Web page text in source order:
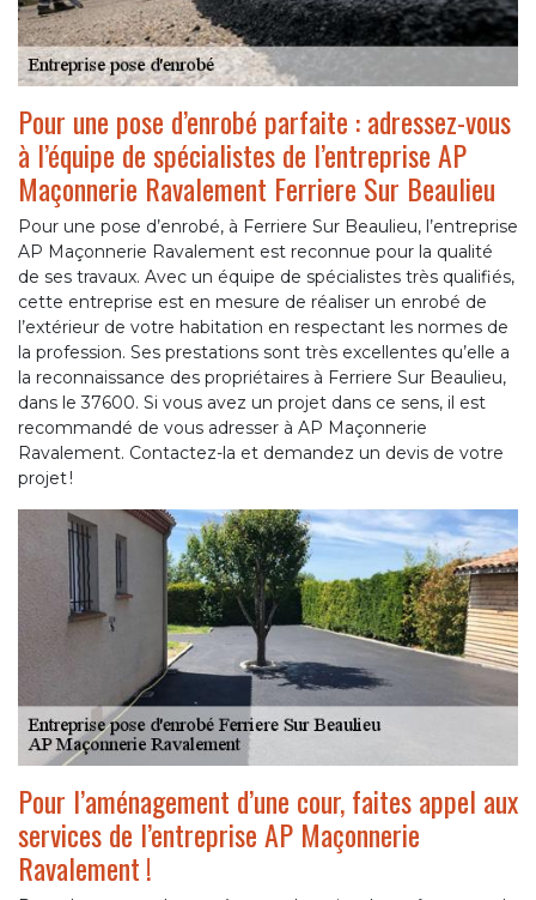
Pour une pose d’enrobé parfaite : adressez-vous
à l’équipe de spécialistes de l’entreprise AP
Maçonnerie Ravalement Ferriere Sur Beaulieu
Pour une pose d’enrobé, à Ferriere Sur Beaulieu, l’entreprise
AP Maçonnerie Ravalement est reconnue pour la qualité
de ses travaux. Avec un équipe de spécialistes très qualifiés,
cette entreprise est en mesure de réaliser un enrobé de
l’extérieur de votre habitation en respectant les normes de
la profession. Ses prestations sont très excellentes qu’elle a
la reconnaissance des propriétaires à Ferriere Sur Beaulieu,
dans le 37600. Si vous avez un projet dans ce sens, il est
recommandé de vous adresser à AP Maçonnerie
Ravalement. Contactez-la et demandez un devis de votre
projet !
Pour l’aménagement d’une cour, faites appel aux
services de l’entreprise AP Maçonnerie
Ravalement !